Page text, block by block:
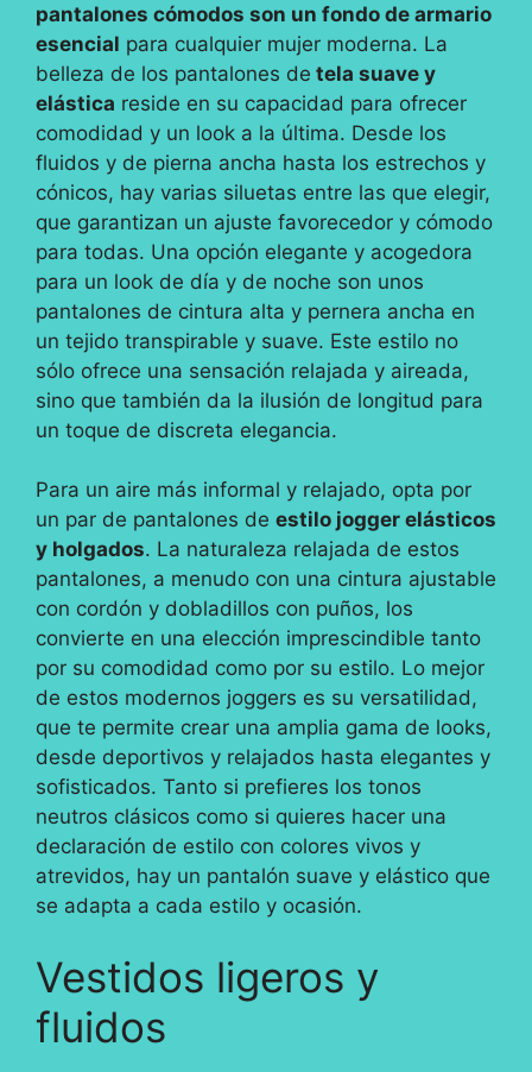
pantalones cómodos son un fondo de armario
esencial para cualquier mujer moderna. La
belleza de los pantalones de tela suave y
elástica reside en su capacidad para ofrecer
comodidad y un look a la última. Desde los
fluidos y de pierna ancha hasta los estrechos y
cónicos, hay varias siluetas entre las que elegir,
que garantizan un ajuste favorecedor y cómodo
para todas. Una opción elegante y acogedora
para un look de día y de noche son unos
pantalones de cintura alta y pernera ancha en
un tejido transpirable y suave. Este estilo no
sólo ofrece una sensación relajada y aireada,
sino que también da la ilusión de longitud para
un toque de discreta elegancia.
Para un aire más informal y relajado, opta por
un par de pantalones de estilo jogger elásticos
y holgados. La naturaleza relajada de estos
pantalones, a menudo con una cintura ajustable
con cordón y dobladillos con puños, los
convierte en una elección imprescindible tanto
por su comodidad como por su estilo. Lo mejor
de estos modernos joggers es su versatilidad,
que te permite crear una amplia gama de looks,
desde deportivos y relajados hasta elegantes y
sofisticados. Tanto si prefieres los tonos
neutros clásicos como si quieres hacer una
declaración de estilo con colores vivos y
atrevidos, hay un pantalón suave y elástico que
se adapta a cada estilo y ocasión.
Vestidos ligeros y
fluidos